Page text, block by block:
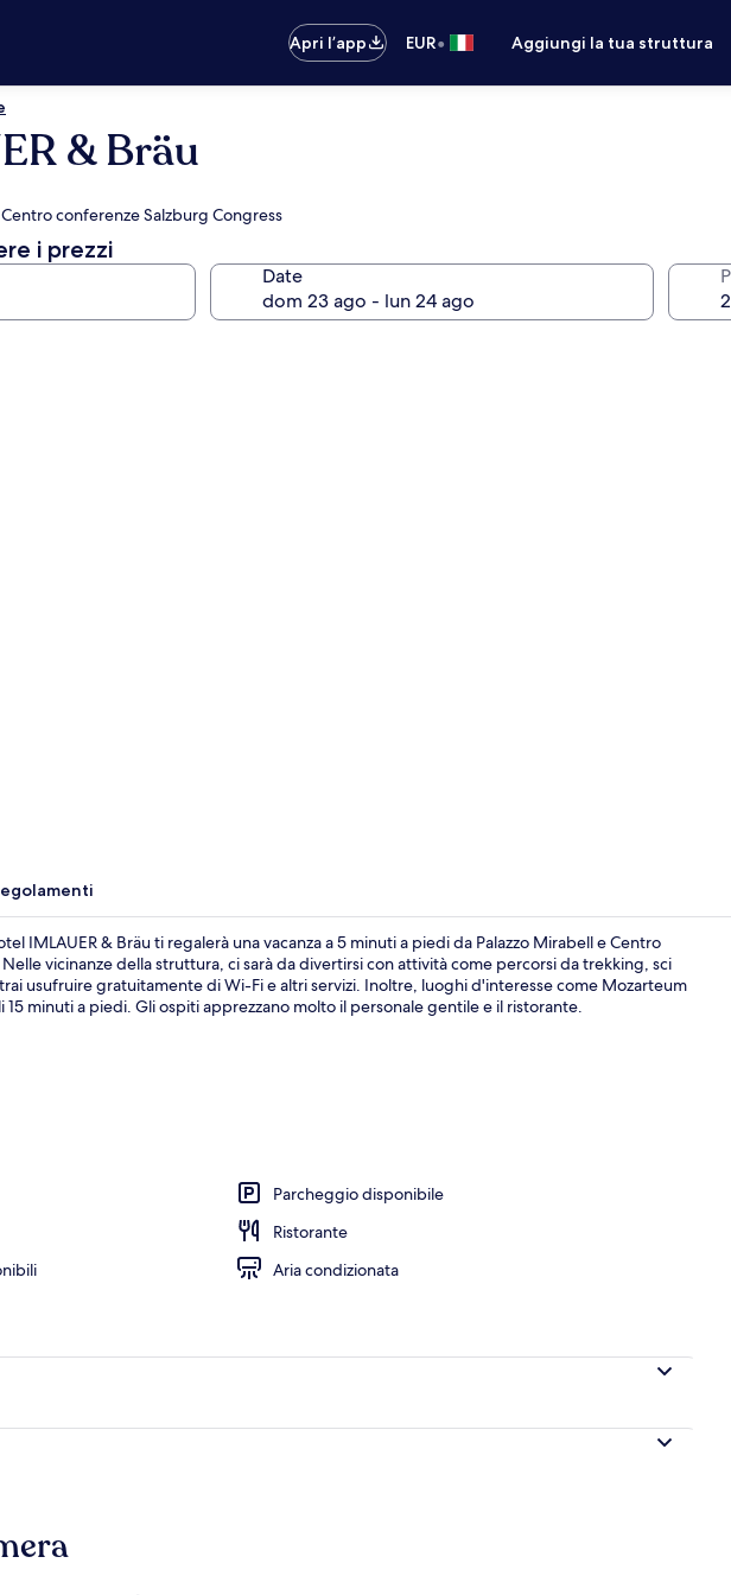
Apri l’app
EUR• Aggiungi la tua struttura
& Bräu
conferenze Salzburg Congress
i prezzi
Date
IMLAUER & Bräu ti regalerà una vacanza a 5 minuti a piedi da Palazzo Mirabell e Centro
vicinanze della struttura, ci sarà da divertirsi con attività come percorsi da trekking, sci
usufruire gratuitamente di Wi-Fi e altri servizi. Inoltre, luoghi d'interesse come Mozarteum
15 minuti a piedi. Gli ospiti apprezzano molto il personale gentile e il ristorante.
Parcheggio disponibile
Ristorante
Aria condizionata